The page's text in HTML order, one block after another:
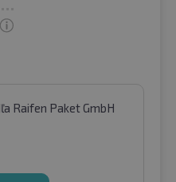
Raifen Paket GmbH